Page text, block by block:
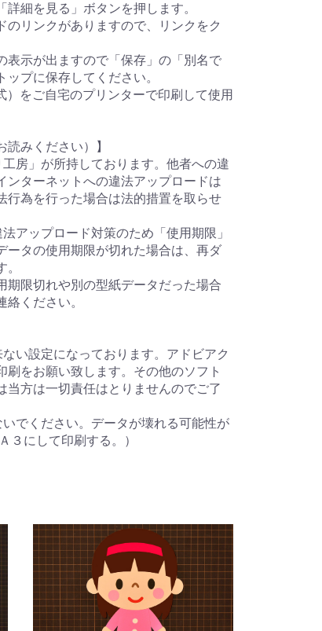
細を見る」ボタンを押します。
リンクがありますので、リンクをク
示が出ますので「保存」の「別名で
プに保存してください。
をご自宅のプリンターで印刷して使用
読みください）】
房」が所持しております。他者への違
ンターネットへの違法アップロードは
行為を行った場合は法的措置を取らせ
アップロード対策のため「使用期限」
ータの使用期限が切れた場合は、再ダ
期限切れや別の型紙データだった場合
ください。
い設定になっております。アドビアク
刷をお願い致します。その他のソフト
当方は一切責任はとりませんのでご了
でください。データが壊れる可能性が
３にして印刷する。）